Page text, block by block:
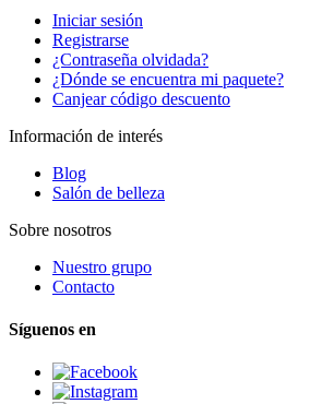
Iniciar sesión
Registrarse
¿Contraseña olvidada?
¿Dónde se encuentra mi paquete?
Canjear código descuento
Información de interés
Blog
Salón de belleza
Sobre nosotros
Nuestro grupo
Contacto
Síguenos en